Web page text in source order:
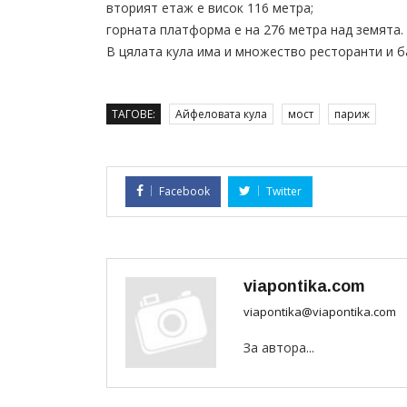
вторият етаж е висок 116 метра;
горната платформа е на 276 метра над земята.
В цялата кула има и множество ресторанти и
ТАГОВЕ: Айфеловата кула мост париж
Facebook Twitter
viapontika.com
viapontika@viapontika.com
За автора...